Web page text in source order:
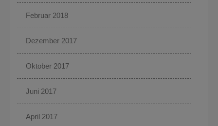
Februar 2018
Dezember 2017
Oktober 2017
Juni 2017
April 2017